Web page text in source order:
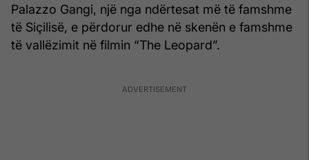
Palazzo Gangi, një nga ndërtesat më të famshme
të Siçilisë, e përdorur edhe në skenën e famshme
të vallëzimit në filmin “The Leopard”.